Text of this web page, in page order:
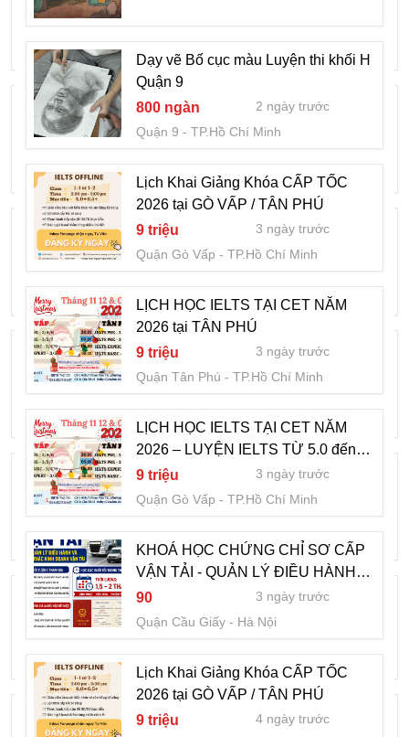
9 triệu
3 ngày trước
Quận Gò Vấp
TP.Hồ Chí Minh
KHOÁ HỌC CHỨNG CHỈ SƠ CẤP VẬN
TẢI - QUẢN LÝ ĐIỀU HÀNH VÀ KHAI
THÁC KINH DOANH VẬN TẢI
90
3 ngày trước
Quận Cầu Giấy
Hà Nội
Lịch Khai Giảng Khóa CẤP TỐC 2026 tại
GÒ VẤP / TÂN PHÚ
9 triệu
4 ngày trước
Quận Gò Vấp
TP.Hồ Chí Minh
LỊCH HỌC IELTS TẠI CET NĂM 2026 tại
TÂN PHÚ
9 triệu
4 ngày trước
Quận Tân Phú
TP.Hồ Chí Minh
LỊCH HỌC IELTS TẠI CET NĂM 2026 –
LUYỆN IELTS TỪ 5.0 đến 7.0+
9 triệu
4 ngày trước
Quận Gò Vấp
TP.Hồ Chí Minh
KHÓA HỌC NHIỆP VỤ CCD GIÁO VỤ
2 triệu
Quận Tân Phú
TP.Hồ Chí Minh
Lịch Khai Giảng Khóa CẤP TỐC 2026 tại
Dạy vẽ Bố cục màu Luyện thi khối H
Quận 9
800 ngàn
2 ngày trước
Quận 9
TP.Hồ Chí Minh
Lịch Khai Giảng Khóa CẤP TỐC
2026 tại GÒ VẤP / TÂN PHÚ
9 triệu
3 ngày trước
Quận Gò Vấp
TP.Hồ Chí Minh
LỊCH HỌC IELTS TẠI CET NĂM
2026 tại TÂN PHÚ
9 triệu
3 ngày trước
Quận Tân Phú
TP.Hồ Chí Minh
LỊCH HỌC IELTS TẠI CET NĂM
2026 – LUYỆN IELTS TỪ 5.0 đến
7.0+
9 triệu
3 ngày trước
Quận Gò Vấp
TP.Hồ Chí Minh
KHOÁ HỌC CHỨNG CHỈ SƠ CẤP
VẬN TẢI - QUẢN LÝ ĐIỀU HÀNH
VÀ KHAI THÁC KINH DOANH VẬN
TẢI
90
3 ngày trước
Quận Cầu Giấy
Hà Nội
Lịch Khai Giảng Khóa CẤP TỐC
2026 tại GÒ VẤP / TÂN PHÚ
9 triệu
4 ngày trước